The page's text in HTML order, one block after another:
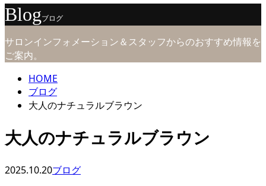
Blogブログ
サロンインフォメーション＆スタッフからのおすすめ情報を
ご案内。
HOME
ブログ
大人のナチュラルブラウン
大人のナチュラルブラウン
2025.10.20ブログ